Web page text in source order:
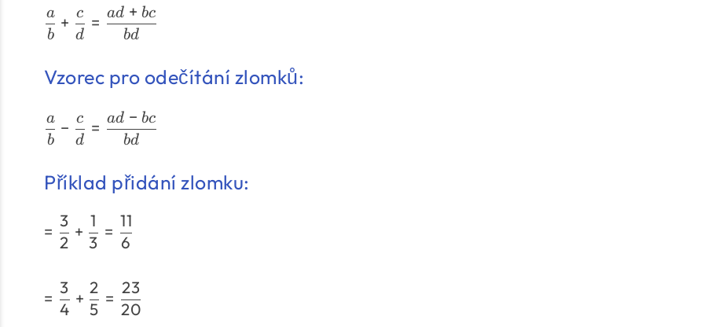
b
a +
d
c =
bd
ad + bc
Vzorec pro odečítání zlomků:
b
a −
d
c =
bd
ad − bc
Příklad přidání zlomku:
=
2
3
+
3
1
=
6
11
=
4
3
+
5
2
=
20
23